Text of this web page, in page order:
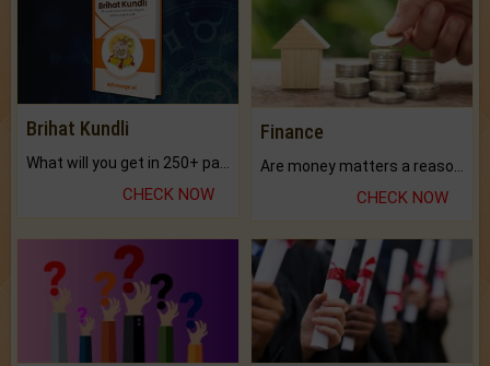
Brihat Kundli
CHECK NOW
Finance
CHECK NOW